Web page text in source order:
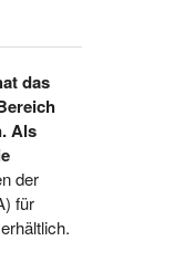
das
Als
der
für